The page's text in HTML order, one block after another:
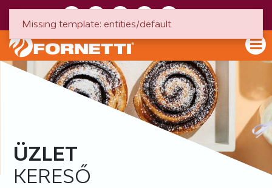
ÜZLET
KERESŐ
Missing template: entities/default